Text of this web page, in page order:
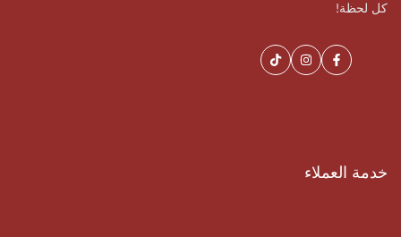
كل لحظة!
فيسبوكإنستغرام
تيك
خدمة العملاء